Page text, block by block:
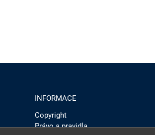
INFORMACE
Copyright
Právo a pravidla